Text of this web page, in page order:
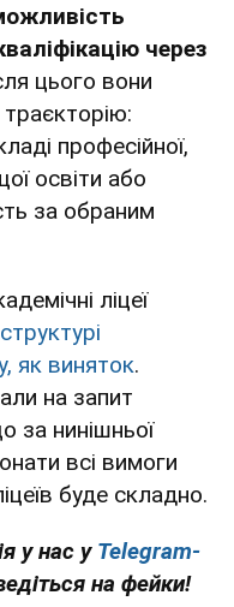
через
цього вони
професійної,
освіти або
за обраним
ліцеї
як виняток.
на запит
за нинішньої
всі вимоги
буде складно.
у нас у Telegram-
на фейки!